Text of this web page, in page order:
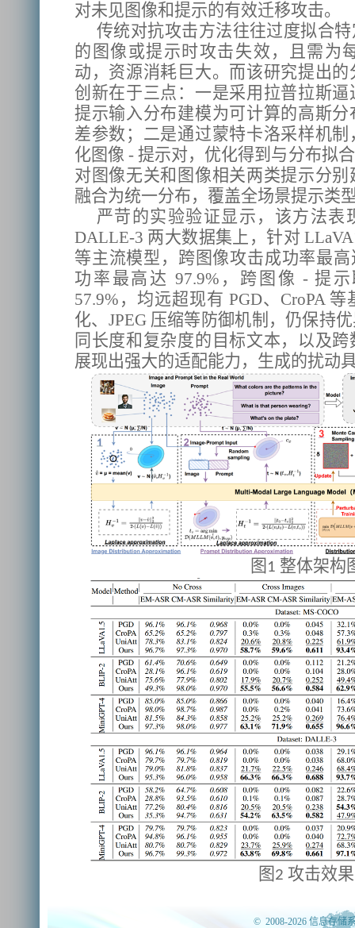
对未见图像和提示的有效迁移攻击。
传统对抗攻击方法往往过度拟合
的图像或提示时攻击失效，且需为
动，资源消耗巨大。而该研究提出
创新在于三点：一是采用拉普拉斯
提示输入分布建模为可计算的高斯
差参数；二是通过蒙特卡洛采样机
化图像 - 提示对，优化得到与分布拟
对图像无关和图像相关两类提示分
融合为统一分布，覆盖全场景提示类
严苛的实验验证显示，该方法表
DALLE-3 两大数据集上，针对
等主流模型，跨图像攻击成功率最
功率最高达 97.9%，跨图像 - 提
57.9%，均远超现有 PGD、CroPA
化、JPEG 压缩等防御机制，仍保持
同长度和复杂度的目标文本，以及
展现出强大的适配能力，生成的扰动
图 1 整体架构
图 2 攻击效果
© 2008-2026 信息存储